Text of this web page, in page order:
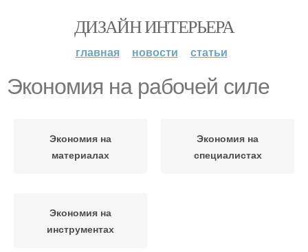
ДИЗАЙН ИНТЕРЬЕРА
главная новости статьи
Экономия на рабочей силе
Экономия на
материалах
Экономия на
специалистах
Экономия на
инструментах